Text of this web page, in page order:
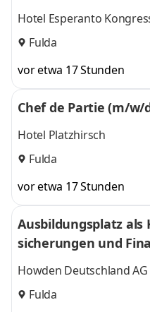
Hotel Esperanto
Kulturzentrum Fulda
Fulda
vor etwa 17 Stunden
Chef de Partie (m/w/
Hotel Platzhirsch
Fulda
vor etwa 17 Stunden
Ausbildungsplatz
sicherungen und
Bereich Real Estate
Howden Deutschland AG
Fulda